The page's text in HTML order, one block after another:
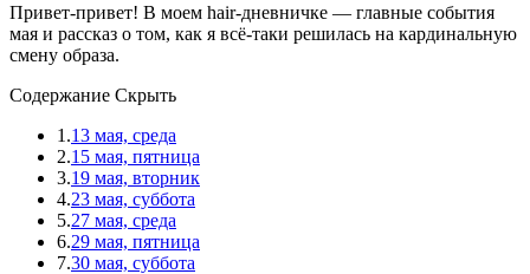
Привет-привет! В моем hair-дневничке — главные события
мая и рассказ о том, как я всё-таки решилась на кардинальную
смену образа.
Содержание Скрыть
1.13 мая, среда
2.15 мая, пятница
3.19 мая, вторник
4.23 мая, суббота
5.27 мая, среда
6.29 мая, пятница
7.30 мая, суббота